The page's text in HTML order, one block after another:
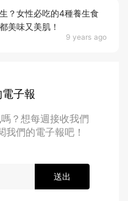
9 years ago
？女性必吃的4種養生食
美味又美肌！
子報
？想每週接收我們
我們的電子報吧！
送出